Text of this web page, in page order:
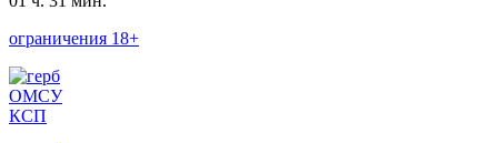
ограничения 18+
ОМСУ
КСП